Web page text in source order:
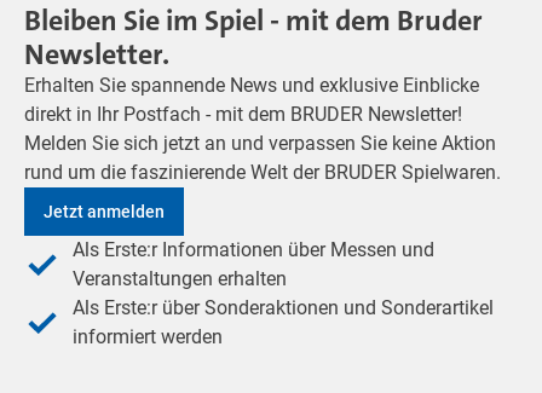
Bleiben Sie im Spiel - mit dem Bruder
Newsletter.
Erhalten Sie spannende News und exklusive Einblicke
direkt in Ihr Postfach - mit dem BRUDER Newsletter!
Melden Sie sich jetzt an und verpassen Sie keine Aktion
rund um die faszinierende Welt der BRUDER Spielwaren.
Jetzt anmelden
Als Erste:r Informationen über Messen und
Veranstaltungen erhalten
Als Erste:r über Sonderaktionen und Sonderartikel
informiert werden